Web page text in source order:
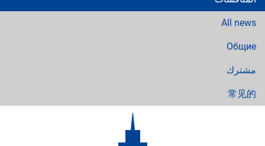
All news
Общие
مشترك
常见的